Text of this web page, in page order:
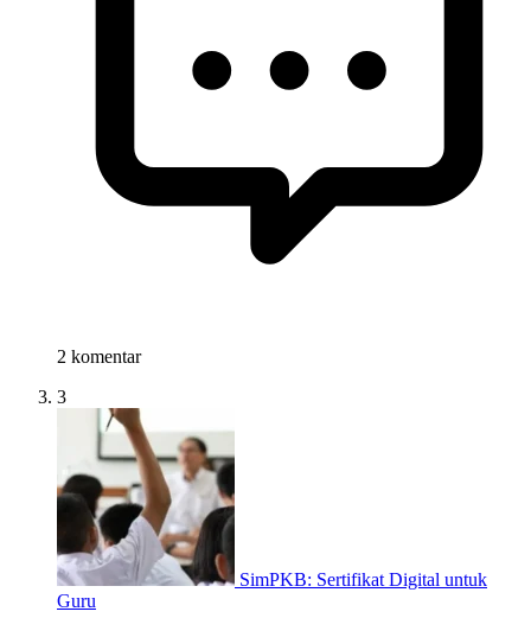
2 komentar
3
SimPKB: Sertifikat Digital untuk
Guru